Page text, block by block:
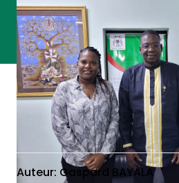
Auteur: Gaspard BAYALA